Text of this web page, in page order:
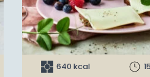
640 kcal